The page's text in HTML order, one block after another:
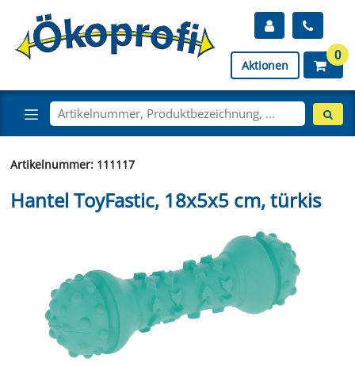
Aktionen
0
Artikelnummer: 111117
Hantel ToyFastic, 18x5x5 cm, türkis